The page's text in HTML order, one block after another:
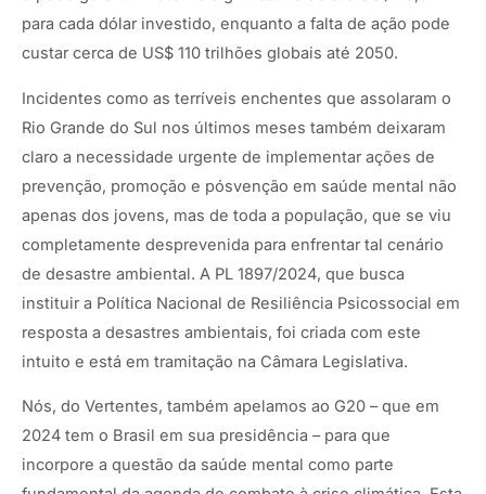
para cada dólar investido, enquanto a falta de ação pode
custar cerca de US$ 110 trilhões globais até 2050.
Incidentes como as terríveis enchentes que assolaram o
Rio Grande do Sul nos últimos meses também deixaram
claro a necessidade urgente de implementar ações de
prevenção, promoção e pósvenção em saúde mental não
apenas dos jovens, mas de toda a população, que se viu
completamente desprevenida para enfrentar tal cenário
de desastre ambiental. A PL 1897/2024, que busca
instituir a Política Nacional de Resiliência Psicossocial em
resposta a desastres ambientais, foi criada com este
intuito e está em tramitação na Câmara Legislativa.
Nós, do Vertentes, também apelamos ao G20 – que em
2024 tem o Brasil em sua presidência – para que
incorpore a questão da saúde mental como parte